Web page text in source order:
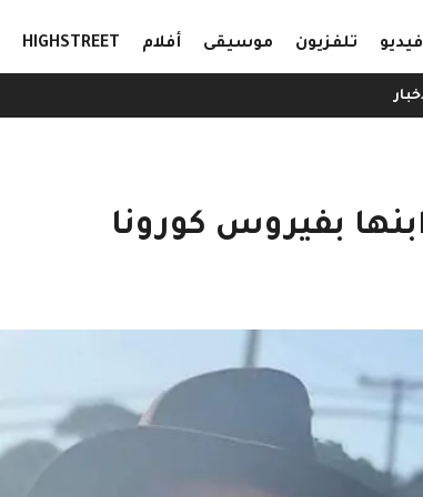
فيديو تلفزيون موسيقى أفلام HIGHSTREET